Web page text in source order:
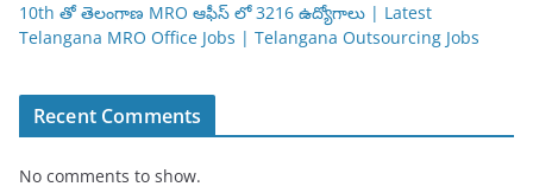
10th తో తెలంగాణ MRO ఆఫీస్ లో 3216 ఉద్యోగాలు | Latest
Telangana MRO Office Jobs | Telangana Outsourcing Jobs
Recent Comments
No comments to show.